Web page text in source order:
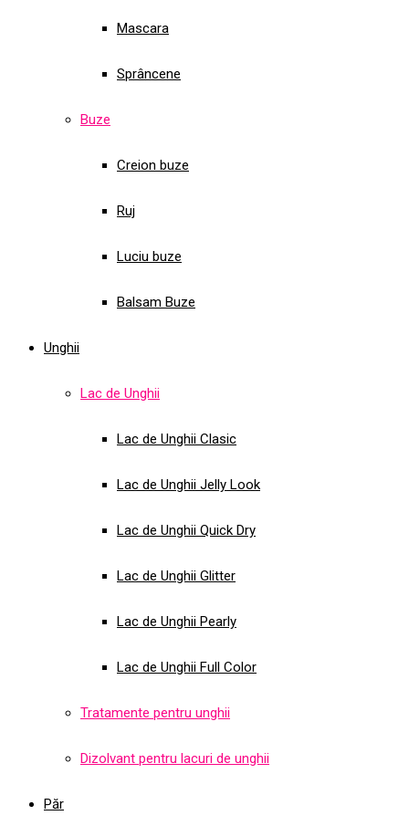
Mascara
Sprâncene
Buze
Creion buze
Ruj
Luciu buze
Balsam Buze
Unghii
Lac de Unghii
Lac de Unghii Clasic
Lac de Unghii Jelly Look
Lac de Unghii Quick Dry
Lac de Unghii Glitter
Lac de Unghii Pearly
Lac de Unghii Full Color
Tratamente pentru unghii
Dizolvant pentru lacuri de unghii
Păr